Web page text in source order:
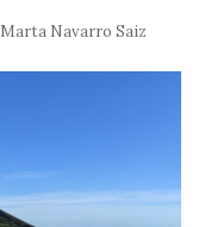
Marta Navarro Saiz